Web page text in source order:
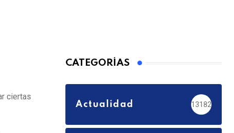
ciertas
CATEGORÍAS
Actualidad 13182